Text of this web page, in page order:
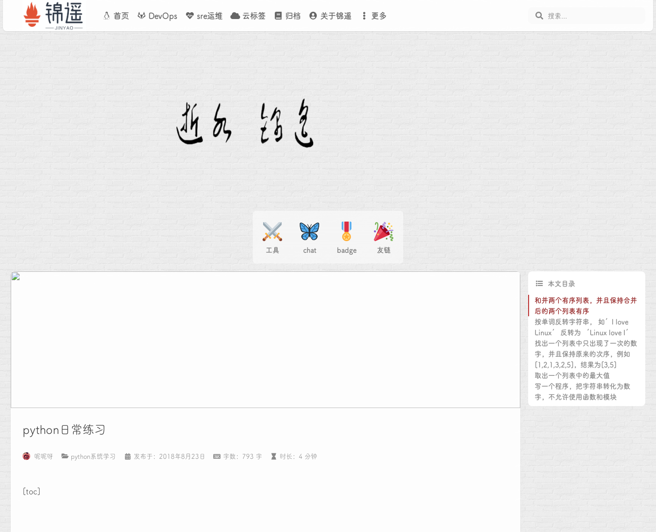
首页 DevOps sre运维 云标签 归档 关于锦遥 更多
工具 chat badge 友链
python日常练习
呢呢呀 python系统学习 发布于：2018年8月23日 字数：793 字 时长：4 分钟
[toc]
本文目录
和并两个有序列表，并且保持合并
后的两个列表有序
按单词反转字符串， 如’I love
Linux’ 反转为 ‘Linux love I’
找出一个列表中只出现了一次的数
字，并且保持原来的次序，例如
[1,2,1,3,2,5]，结果为[3,5]
取出一个列表中的最大值
写一个程序，把字符串转化为数
字，不允许使用函数和模块